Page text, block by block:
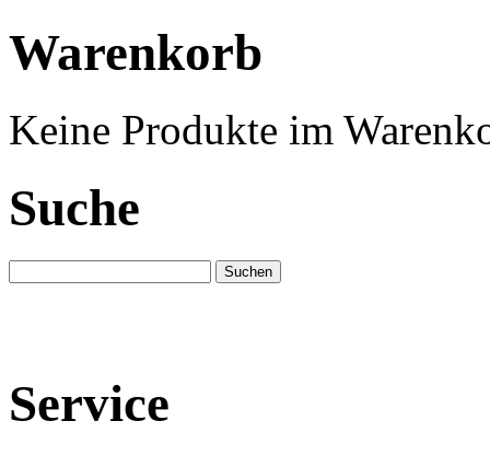
Warenkorb
Keine Produkte im
Suche
Service